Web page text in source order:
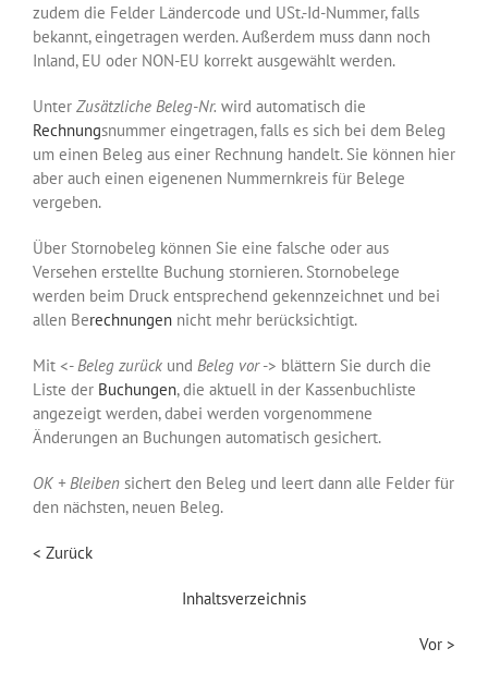
zudem die Felder Ländercode und USt.-Id-Nummer, falls
bekannt, eingetragen werden. Außerdem muss dann noch
Inland, EU oder NON-EU korrekt ausgewählt werden.
Unter Zusätzliche Beleg-Nr. wird automatisch die
Rechnungsnummer eingetragen, falls es sich bei dem Beleg
um einen Beleg aus einer Rechnung handelt. Sie können hier
aber auch einen eigenenen Nummernkreis für Belege
vergeben.
Über Stornobeleg können Sie eine falsche oder aus
Versehen erstellte Buchung stornieren. Stornobelege
werden beim Druck entsprechend gekennzeichnet und bei
allen Berechnungen nicht mehr berücksichtigt.
Mit <- Beleg zurück und Beleg vor-> blättern Sie durch die
Liste der Buchungen, die aktuell in der Kassenbuchliste
angezeigt werden, dabei werden vorgenommene
Änderungen an Buchungen automatisch gesichert.
OK + Bleiben sichert den Beleg und leert dann alle Felder für
den nächsten, neuen Beleg.
< Zurück
Inhaltsverzeichnis
Vor >